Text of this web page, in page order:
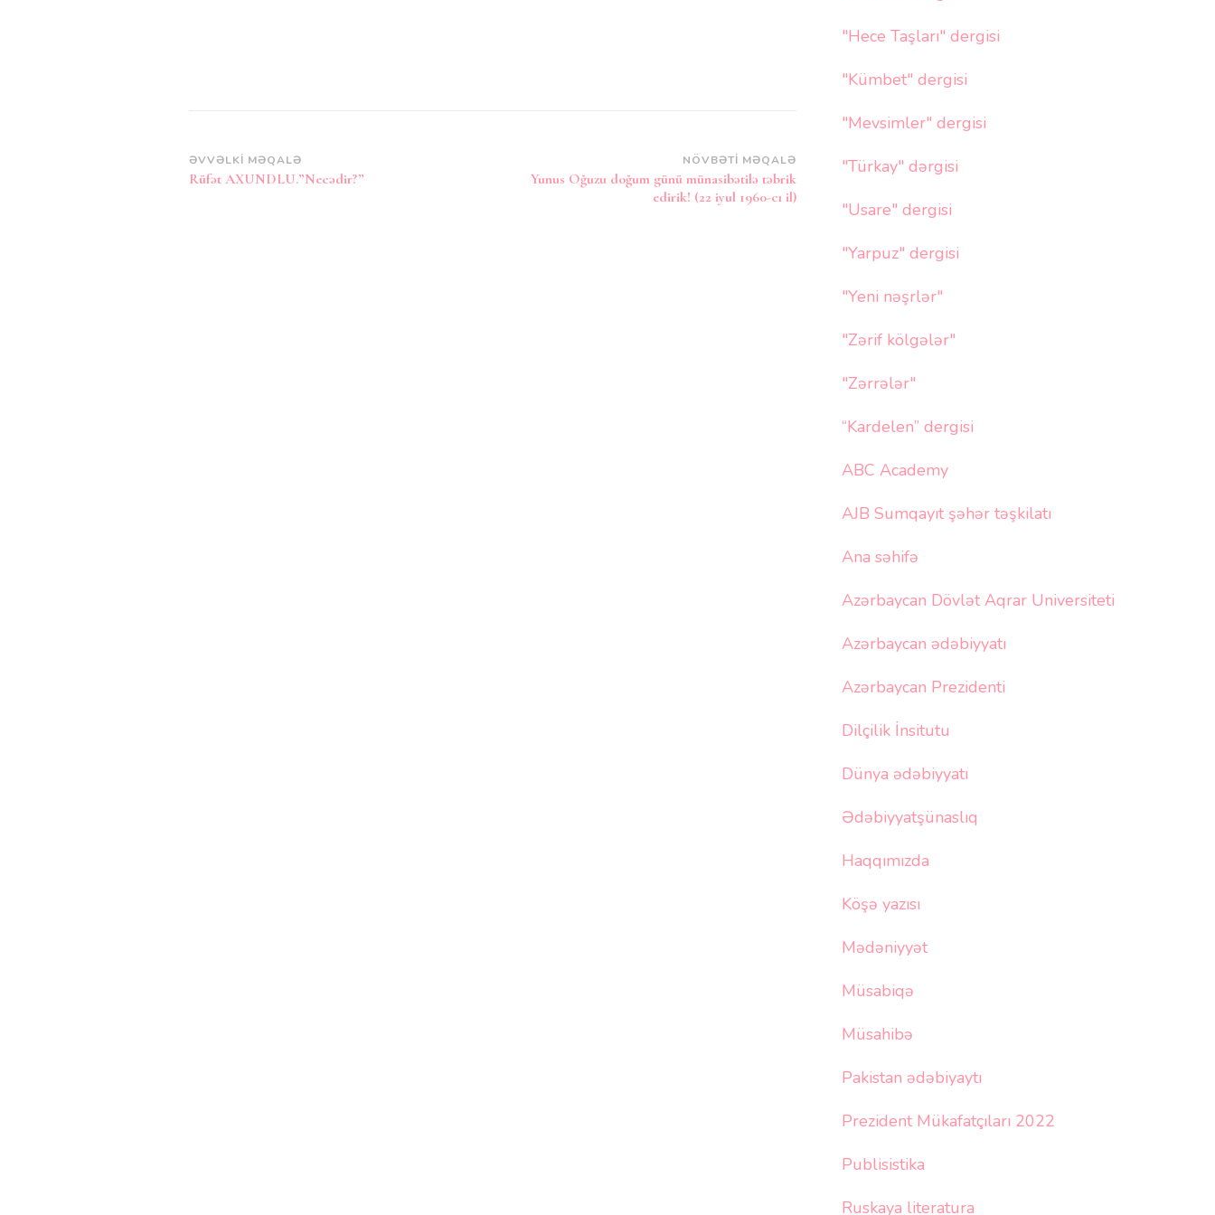
Post
Naviqasiya
ƏVVƏLKI MƏQALƏ
Rüfət AXUNDLU.”Necədir?”
NÖVBƏTI MƏQALƏ
Yunus Oğuzu doğum günü münasibətilə təbrik
edirik! (22 iyul 1960-cı il)
"Hece Taşları" dergisi
"Kümbet" dergisi
"Mevsimler" dergisi
"Türkay" dərgisi
"Usare" dergisi
"Yarpuz" dergisi
"Yeni nəşrlər"
"Zərif kölgələr"
"Zərrələr"
“Kardelen” dergisi
ABC Academy
AJB Sumqayıt şəhər təşkilatı
Ana səhifə
Azərbaycan Dövlət Aqrar Universiteti
Azərbaycan ədəbiyyatı
Azərbaycan Prezidenti
Dilçilik İnsitutu
Dünya ədəbiyyatı
Ədəbiyyatşünaslıq
Haqqımızda
Köşə yazısı
Mədəniyyət
Müsabiqə
Müsahibə
Pakistan ədəbiyaytı
Prezident Mükafatçıları 2022
Publisistika
Ruskaya literatura